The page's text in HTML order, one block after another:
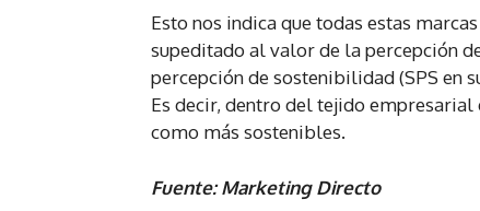
Esto nos indica que todas estas
supeditado al valor de la percepción
percepción de sostenibilidad (SPS en
Es decir, dentro del tejido empresarial
como más sostenibles.
Fuente: Marketing Directo